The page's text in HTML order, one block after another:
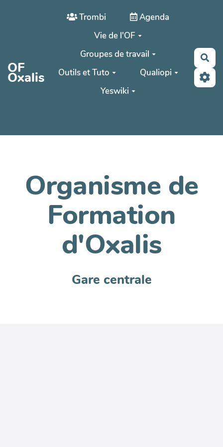
Aller au contenu principal
OF
Oxalis
Trombi
Agenda
Vie de l'OF
Groupes de travail
Outils et Tuto
Qualiopi
Yeswiki
Organisme de
Formation
d'Oxalis
Gare centrale